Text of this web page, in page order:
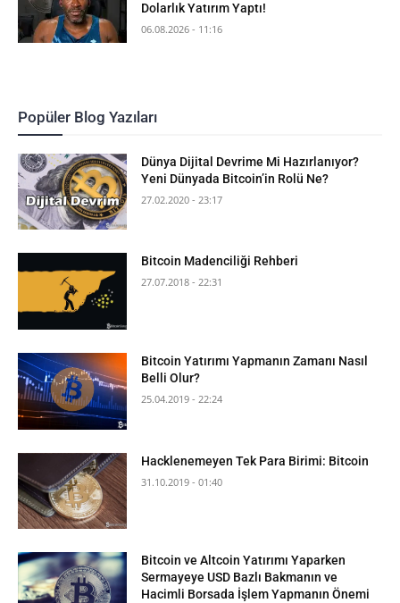
Dolarlık Yatırım Yaptı!
06.08.2026 - 11:16
Popüler Blog Yazıları
Dünya Dijital Devrime Mi Hazırlanıyor?
Yeni Dünyada Bitcoin’in Rolü Ne?
27.02.2020 - 23:17
Bitcoin Madenciliği Rehberi
27.07.2018 - 22:31
Bitcoin Yatırımı Yapmanın Zamanı Nasıl
Belli Olur?
25.04.2019 - 22:24
Hacklenemeyen Tek Para Birimi: Bitcoin
31.10.2019 - 01:40
Bitcoin ve Altcoin Yatırımı Yaparken
Sermayeye USD Bazlı Bakmanın ve
Hacimli Borsada İşlem Yapmanın Önemi